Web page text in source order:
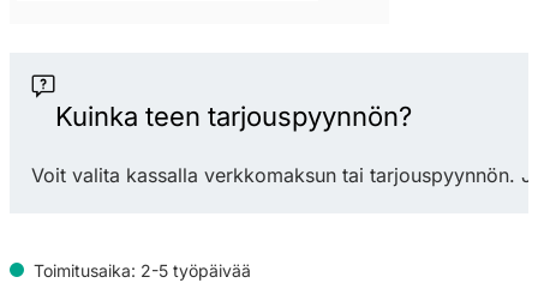
työtuoli
käsinojaton
Kuinka teen tarjouspyynnön?
Voit valita kassalla verkkomaksun tai tarjouspyynnön.
Toimitusaika: 2-5 työpäivää